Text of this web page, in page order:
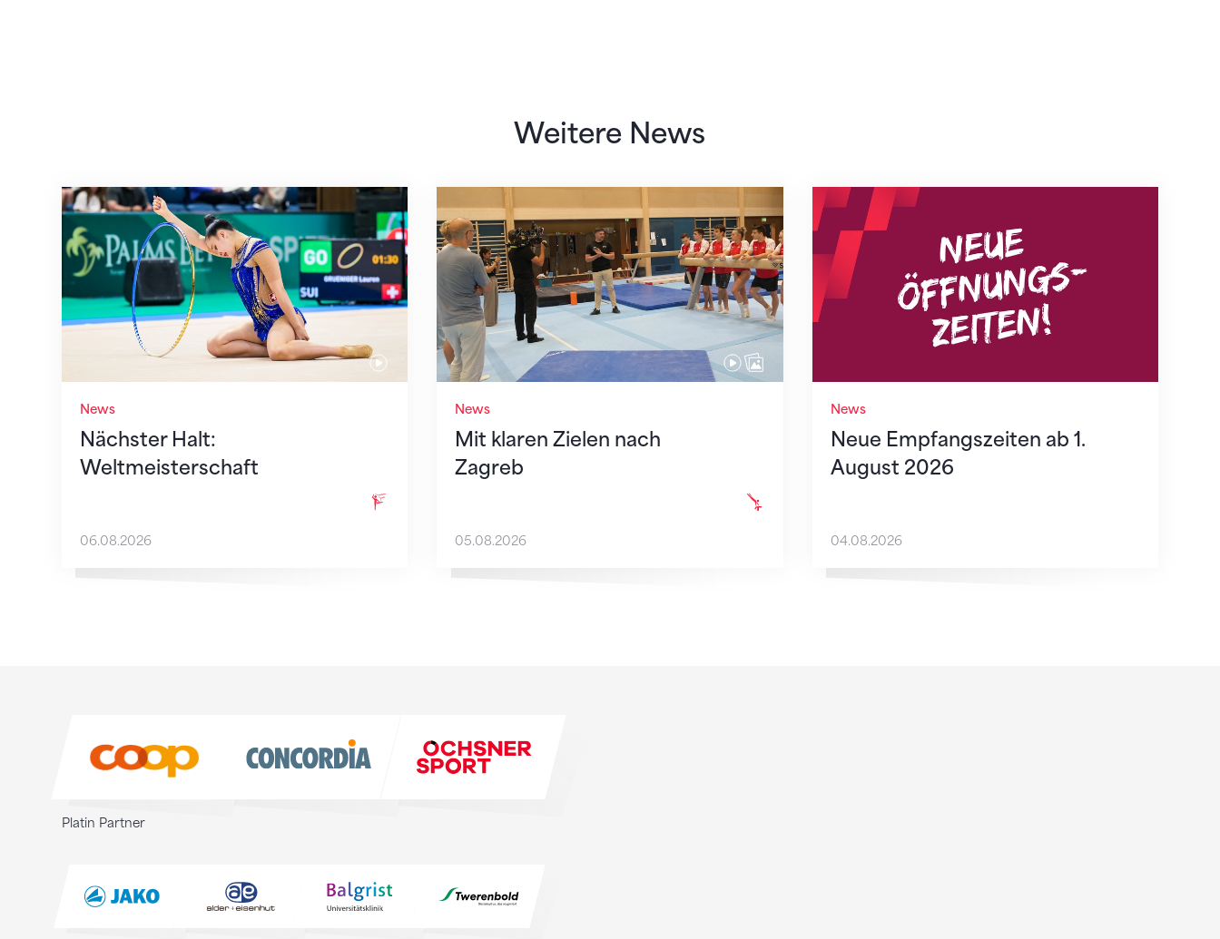
Weitere News
News
Nächster Halt:
Weltmeisterschaft
Nächster Halt: Weltmeisterschaft
06.08.2026
News
Mit klaren Zielen nach
Zagreb
Mit klaren Zielen nach Zagreb
05.08.2026
News
Neue Empfangszeiten ab 1.
August 2026
Neue Empfangszeiten ab 1. August 2026
04.08.2026
Platin Partner